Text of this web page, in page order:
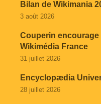
Bilan de Wikimania
3 août 2026
Couperin
Wikimédia France
31 juillet 2026
Encyclopædia
28 juillet 2026